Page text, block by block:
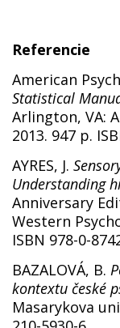
Referencie
American
Statistical
Arlington, VA:
2013. 947 p.
AYRES, J.
Understanding
Anniversary
Western
ISBN 978-0-
BAZALOVÁ, B.
kontextu české
Masarykova